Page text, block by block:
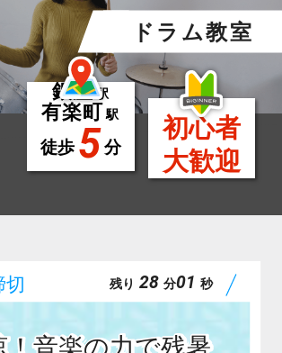
ドラム教室
銀座駅
有楽町 駅
徒歩 5分
初心者
大歓迎
！音楽の力で残暑
残り 27 分59 秒